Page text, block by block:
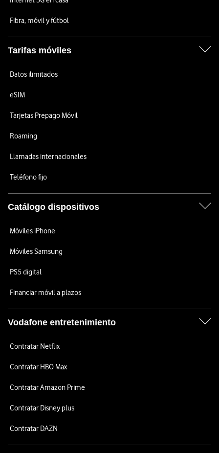
Fibra, móvil y fútbol
Tarifas móviles
Datos ilimitados
eSIM
Tarjetas Prepago Móvil
Roaming
Llamadas internacionales
Teléfono fijo
Catálogo dispositivos
Móviles iPhone
Móviles Samsung
PS5 digital
Financiar móvil a plazos
Vodafone entretenimiento
Contratar Netflix
Contratar HBO Max
Contratar Amazon Prime
Contratar Disney plus
Contratar DAZN